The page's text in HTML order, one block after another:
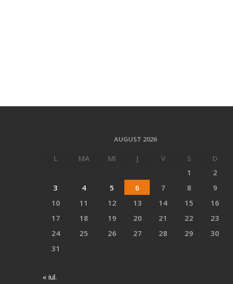
AUGUST 2026
L MA MI J V S
D
1
2
3
4 5 6 7 8
9
10
11 12 13 14 15
16
17
18 19 20 21 22
23
24
25 26 27 28 29
30
31
« iul.